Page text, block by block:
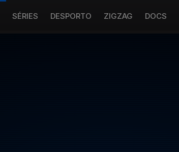
SÉRIES DESPORTO ZIGZAG DOCS